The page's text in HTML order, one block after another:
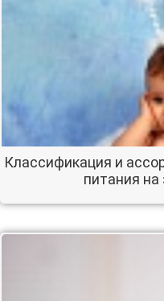
Классификация и
питания на